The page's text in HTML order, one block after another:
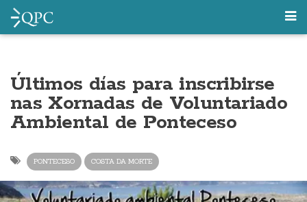
Últimos días para inscribirse
nas Xornadas de Voluntariado
Ambiental de Ponteceso
PONTECESO COSTA DA MORTE